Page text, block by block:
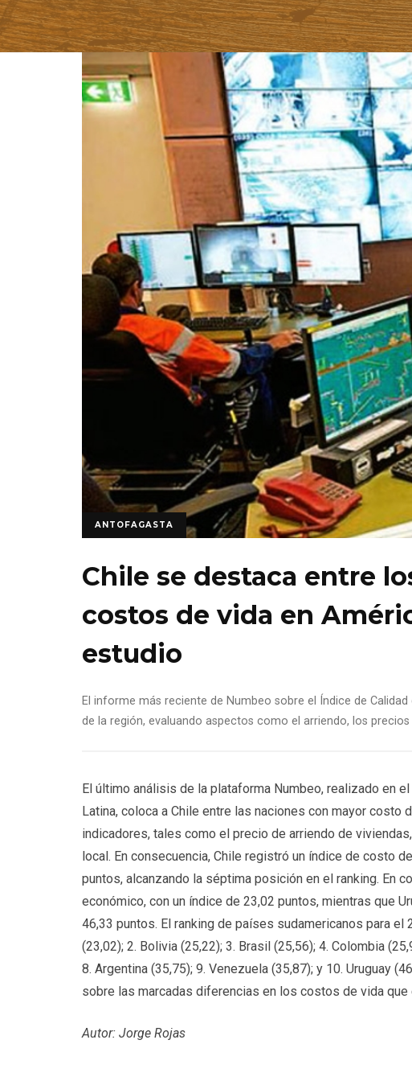
ANTOFAGASTA
Chile se destaca entre
costos de vida en
estudio
El informe más reciente de Numbeo sobre el Índice de
de la región, evaluando aspectos como el arriendo, los
El último análisis de la plataforma Numbeo, realizado en
Latina, coloca a Chile entre las naciones con mayor costo
indicadores, tales como el precio de arriendo de
local. En consecuencia, Chile registró un índice de costo
puntos, alcanzando la séptima posición en el ranking. En
económico, con un índice de 23,02 puntos, mientras que
46,33 puntos. El ranking de países sudamericanos para
(23,02); 2. Bolivia (25,22); 3. Brasil (25,56); 4. Colombia
8. Argentina (35,75); 9. Venezuela (35,87); y 10. Uruguay
sobre las marcadas diferencias en los costos de vida que
Autor: Jorge Rojas